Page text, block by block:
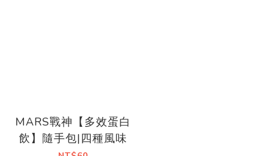
MARS戰神【多效蛋白
飲】隨手包|四種風味